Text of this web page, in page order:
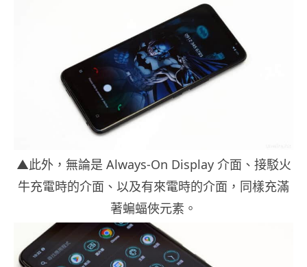
▲此外，無論是 Always-On Display 介面、接駁火
牛充電時的介面、以及有來電時的介面，同樣充滿
著蝙蝠俠元素。